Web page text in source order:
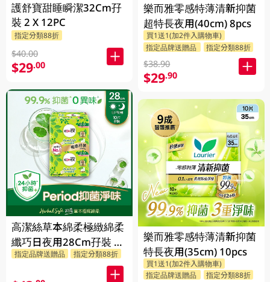
護舒寶甜睡瞬潔32Cm孖
裝 2 X 12PC
指定分類88折
$40.00
$29.00
高潔絲草本綿柔極緻綿柔
纖巧日夜用28Cm孖裝 2
X 10PC
指定品牌送贈品 指定分類88折
樂而雅零感特薄清新抑菌
超特長夜用(40cm) 8pcs
買1送1(加2件入購物車)
指定品牌送贈品
指定分類88折
$38.90
$29.90
樂而雅零感特薄清新抑菌
特長夜用(35cm) 10pcs
買1送1(加2件入購物車)
指定品牌送贈品
指定分類88折